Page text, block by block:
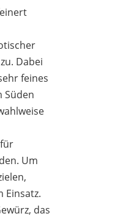
Dabei
feines
Süden
Um
Einsatz.
das